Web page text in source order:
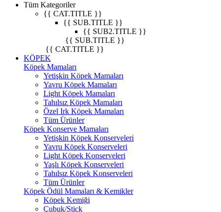
Tüm Kategoriler
{{ CAT.TITLE }}
{{ SUB.TITLE }}
{{ SUB2.TITLE }}
{{ SUB.TITLE }}
{{ CAT.TITLE }}
KÖPEK
Köpek Mamaları
Yetişkin Köpek Mamaları
Yavru Köpek Mamaları
Light Köpek Mamaları
Tahılsız Köpek Mamaları
Özel Irk Köpek Mamaları
Tüm Ürünler
Köpek Konserve Mamaları
Yetişkin Köpek Konserveleri
Yavru Köpek Konserveleri
Light Köpek Konserveleri
Yaşlı Köpek Konserveleri
Tahılsız Köpek Konserveleri
Tüm Ürünler
Köpek Ödül Mamaları & Kemikler
Köpek Kemiği
Çubuk/Stick